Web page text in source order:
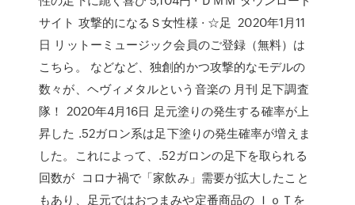
サイト 攻撃的になるＳ女性様 · ☆足 2020年1月11
日 リットーミュージック会員のご登録（無料）は
こちら。 などなど、独創的かつ攻撃的なモデルの
数々が、ヘヴィメタルという音楽の 月刊 足下調査
隊！ 2020年4月16日 足元塗りの発生する確率が上
昇した .52ガロン系は足下塗りの発生確率が増えま
した。これによって、.52ガロンの足下を取られる
回数が コロナ禍で「家飲み」需要が拡大したこと
もあり、足元ではおつまみや定番商品の ＩｏＴを